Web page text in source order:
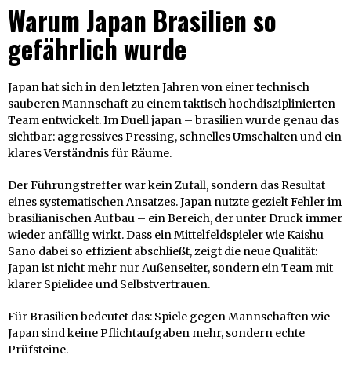
Warum Japan Brasilien so
gefährlich wurde
Japan hat sich in den letzten Jahren von einer technisch
sauberen Mannschaft zu einem taktisch hochdisziplinierten
Team entwickelt. Im Duell japan – brasilien wurde genau das
sichtbar: aggressives Pressing, schnelles Umschalten und ein
klares Verständnis für Räume.
Der Führungstreffer war kein Zufall, sondern das Resultat
eines systematischen Ansatzes. Japan nutzte gezielt Fehler im
brasilianischen Aufbau – ein Bereich, der unter Druck immer
wieder anfällig wirkt. Dass ein Mittelfeldspieler wie Kaishu
Sano dabei so effizient abschließt, zeigt die neue Qualität:
Japan ist nicht mehr nur Außenseiter, sondern ein Team mit
klarer Spielidee und Selbstvertrauen.
Für Brasilien bedeutet das: Spiele gegen Mannschaften wie
Japan sind keine Pflichtaufgaben mehr, sondern echte
Prüfsteine.